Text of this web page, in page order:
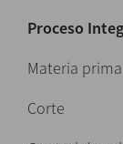
Proceso
Materia prima
Corte